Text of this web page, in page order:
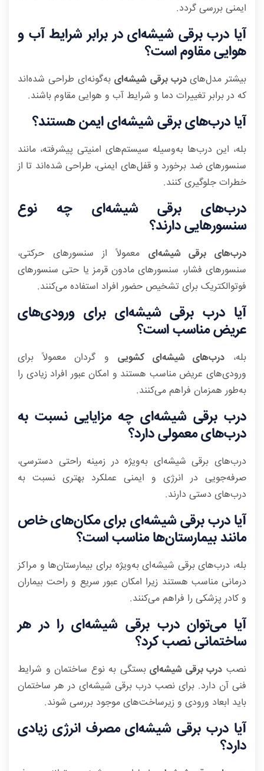
ایمنی بررسی گردد.
آیا درب برقی شیشه‌ای در برابر شرایط آب و
هوایی مقاوم است؟
بیشتر مدل‌های درب برقی شیشه‌ایبه‌گونه‌ای طراحی شده‌اند
که در برابر تغییرات دما و شرایط آب و هوایی مقاوم باشند.
آیا درب‌های برقی شیشه‌ای ایمن هستند؟
بله، این درب‌ها به‌وسیله سیستم‌های امنیتی پیشرفته، مانند
سنسورهای ضد برخورد و قفل‌های ایمنی، طراحی شده‌اند تا از
خطرات جلوگیری کنند.
درب‌های برقی شیشه‌ای چه نوع
سنسورهایی دارند؟
درب‌های برقی شیشه‌ای معمولاً از سنسورهای حرکتی،
سنسورهای فشار، سنسورهای مادون قرمز یا حتی سنسورهای
فوتوالکتریک برای تشخیص حضور افراد استفاده می‌کنند.
آیا درب برقی شیشه‌ای برای ورودی‌های
عریض مناسب است؟
بله، درب‌های شیشه‌ای کشویی و گردان معمولاً برای
ورودی‌های عریض مناسب هستند و امکان عبور افراد زیادی را
به‌طور همزمان فراهم می‌کنند.
درب برقی شیشه‌ای چه مزایایی نسبت به
درب‌های معمولی دارد؟
درب‌های برقی شیشه‌ای به‌ویژه در زمینه راحتی دسترسی،
صرفه‌جویی در انرژی و ایمنی عملکرد بهتری نسبت به
درب‌های دستی دارند.
آیا درب برقی شیشه‌ای برای مکان‌های خاص
مانند بیمارستان‌ها مناسب است؟
بله، درب‌های برقی شیشه‌ای به‌ویژه برای بیمارستان‌ها و مراکز
درمانی مناسب هستند زیرا امکان عبور سریع و راحت بیماران
و کادر پزشکی را فراهم می‌کنند.
آیا می‌توان درب برقی شیشه‌ای را در هر
ساختمانی نصب کرد؟
نصب درب برقی شیشه‌ایبستگی به نوع ساختمان و شرایط
فنی آن دارد. برای نصب درب برقی شیشه‌ای در هر ساختمان
باید ابعاد ورودی و زیرساخت‌های موجود بررسی شوند.
آیا درب برقی شیشه‌ای مصرف انرژی زیادی
دارد؟